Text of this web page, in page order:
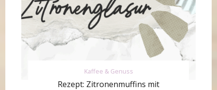
Kaffee & Genuss
Rezept: Zitronenmuffins mit